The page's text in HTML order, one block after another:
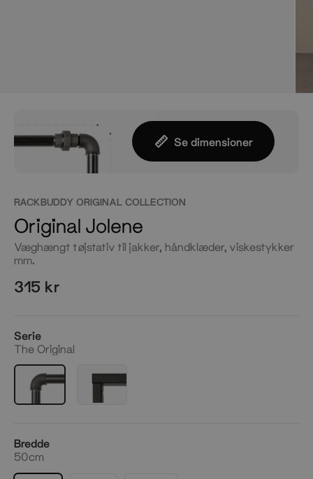
Se dimensioner
RACKBUDDY ORIGINAL COLLECTION
Original Jolene
Væghængt tøjstativ til jakker, håndklæder, viskestykker
mm.
315 kr
Serie
The Original
Bredde
50cm